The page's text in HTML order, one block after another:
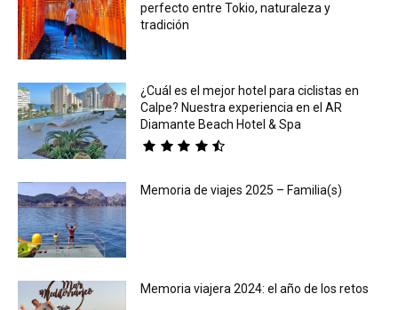
perfecto entre Tokio, naturaleza y
tradición
¿Cuál es el mejor hotel para ciclistas en
Calpe? Nuestra experiencia en el AR
Diamante Beach Hotel & Spa
Memoria de viajes 2025 – Familia(s)
Memoria viajera 2024: el año de los retos